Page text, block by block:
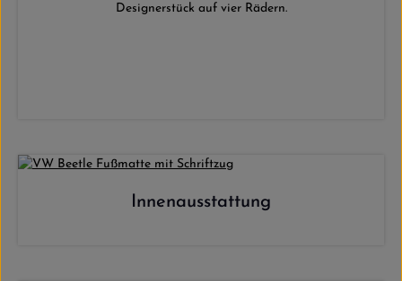
Designerstück auf vier Rädern.
Innenausstattung